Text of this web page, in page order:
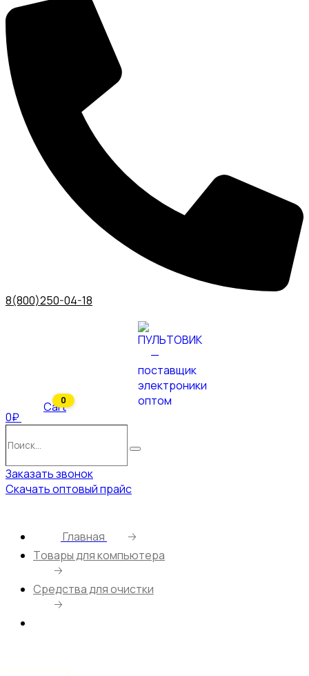
8(800)250-04-18
0₽
0
Cart
Поиск
Заказать звонок
Скачать оптовый прайс
Главная
🡢
Tовары для компьютера
🡢
Средства для очистки
🡢